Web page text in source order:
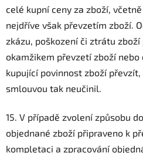
celé kupní ceny za zboží,
nejdříve však převzetím zboží.
zkázu, poškození či ztrátu
okamžikem převzetí zboží
kupující povinnost zboží
smlouvou tak neučinil.
15. V případě zvolení způsobu
objednané zboží připraveno k
kompletaci a zpracování